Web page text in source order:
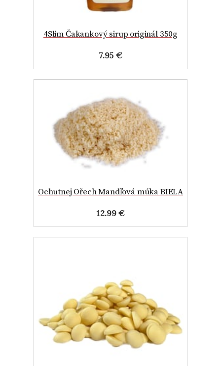
4Slim Čakankový sirup originál 350g
7.95 €
Ochutnej Ořech Mandľová múka BIELA
12.99 €